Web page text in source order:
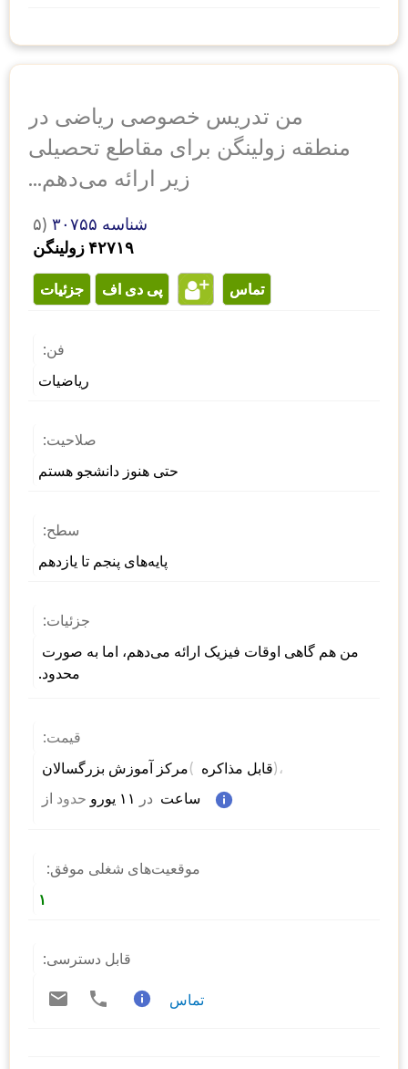
من تدریس خصوصی ریاضی در
منطقه زولینگن برای مقاطع تحصیلی
زیر ارائه می‌دهم...
۵)
شناسه ۳۰۷۵۵
۴۲۷۱۹ زولینگن
جزئیات پی دی اف تماس
فن:
ریاضیات
صلاحیت:
حتی هنوز دانشجو هستم
سطح:
پایه‌های پنجم تا یازدهم
جزئیات:
من هم گاهی اوقات فیزیک ارائه می‌دهم، اما به صورت
محدود.
قیمت:
مرکز آموزش بزرگسالان ( قابل مذاکره )،
از حدود در ساعت
موقعیت‌های شغلی موفق:
۱
قابل دسترسی:
تماس